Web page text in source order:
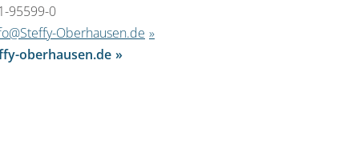
95599-0
Oberhausen.de
oberhausen.de